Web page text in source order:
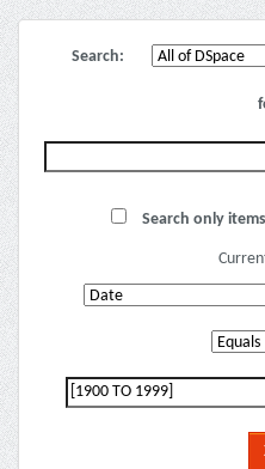
Search:
Search only